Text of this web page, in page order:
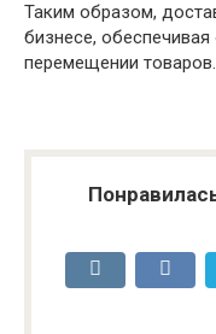
Таким образом,
бизнесе,
перемещении товаров.